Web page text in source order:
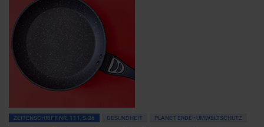
ZEITENSCHRIFT NR. 111, S.26 GESUNDHEIT PLANET ERDE • UMWELTSCHUTZ